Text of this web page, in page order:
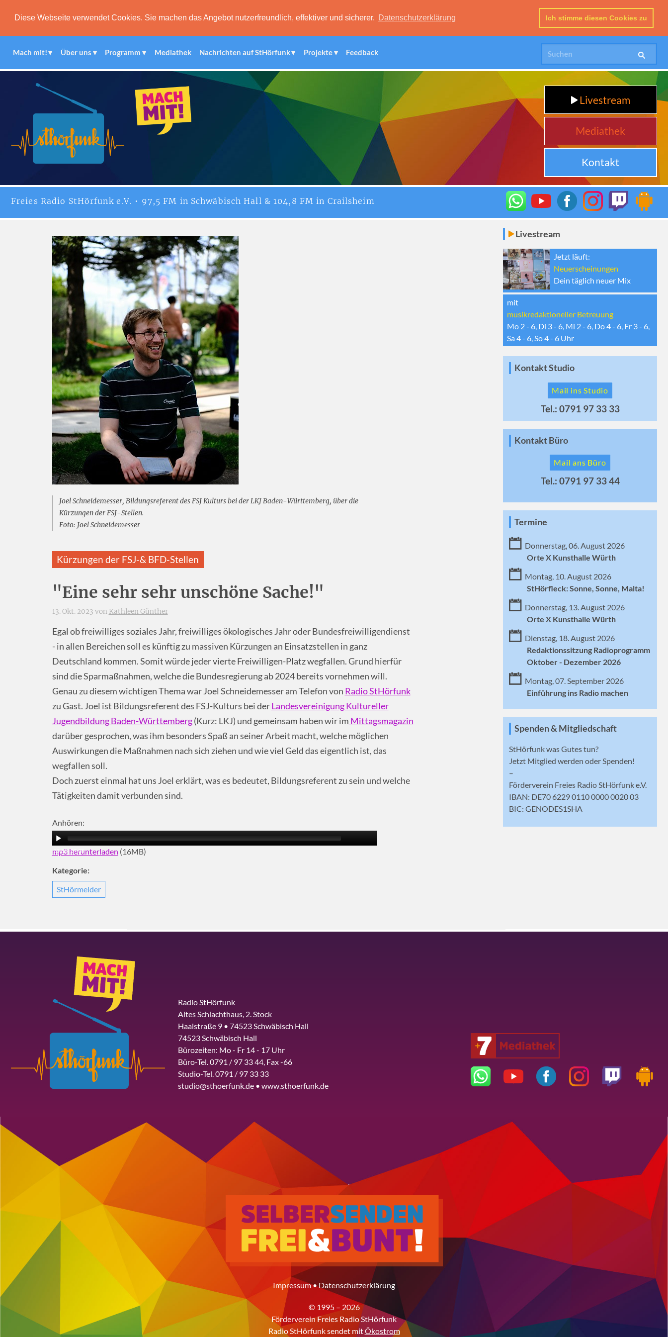
Diese Webseite verwendet Cookies. Sie machen das Angebot nutzerfreundlich, effektiver und sicherer. Datenschutzerklärung Ich stimme diesen Cookies zu
Mach mit! Über uns Programm Mediathek Nachrichten auf StHörfunk Projekte Feedback
Livestream
Mediathek
Kontakt
Freies Radio StHörfunke.V. • 97,5 FM in Schwäbisch Hall & 104,8 FM in Crailsheim
Joel Schneidemesser, Bildungsreferent des FSJ Kulturs bei der LKJ Baden-Württemberg, über die
Kürzungen der FSJ-Stellen.
Foto: Joel Schneidemesser
Kürzungen der FSJ-& BFD-Stellen
"Eine sehr sehr unschöne Sache!"
13. Okt. 2023 von Kathleen Günther
Egal ob freiwilliges soziales Jahr, freiwilliges ökologisches Jahr oder Bundesfreiwilligendienst
- in allen Bereichen soll es künftig zu massiven Kürzungen an Einsatzstellen in ganz
Deutschland kommen. Somit würde jeder vierte Freiwilligen-Platz wegfallen. Grund hierfür
sind die Sparmaßnahmen, welche die Bundesregierung ab 2024 bereits vornehmen will.
Genau zu diesem wichtigen Thema war Joel Schneidemesser am Telefon von Radio StHörfunk
zu Gast. Joel ist Bildungsreferent des FSJ-Kulturs bei derLandesvereinigung Kultureller
Jugendbildung Baden-Württemberg(Kurz: LKJ) und gemeinsam haben wir im Mittagsmagazin
darüber gesprochen, was ihm besonders Spaß an seiner Arbeit macht, welche möglichen
Auswirkungen die Maßnahmen nach sich ziehen und wie viel Geld das eigentlich ist, das
wegfallen soll.
Doch zuerst einmal hat uns Joel erklärt, was es bedeutet, Bildungsreferent zu sein und welche
Tätigkeiten damit verbunden sind.
Anhören:
00:00 07:08
mp3 herunterladen (16MB)
Kategorie:
StHörmelder
Livestream
Jetzt läuft:
Neuerscheinungen
Dein täglich neuer Mix
mit
musikredaktioneller Betreuung
Mo 2 - 6, Di 3 - 6, Mi 2 - 6, Do 4 - 6, Fr 3 - 6,
Sa 4 - 6, So 4 - 6 Uhr
Kontakt Studio
Mail ins Studio
Tel.: 0791 97 33 33
Kontakt Büro
Mail ans Büro
Tel.: 0791 97 33 44
Termine
Donnerstag, 06. August 2026
Orte X Kunsthalle Würth
Montag, 10. August 2026
StHörfleck: Sonne, Sonne, Malta!
Donnerstag, 13. August 2026
Orte X Kunsthalle Würth
Dienstag, 18. August 2026
Redaktionssitzung Radioprogramm
Oktober - Dezember 2026
Montag, 07. September 2026
Einführung ins Radio machen
Spenden & Mitgliedschaft
StHörfunk was Gutes tun?
Jetzt Mitglied werden oder Spenden!
–
Förderverein Freies Radio StHörfunk e.V.
IBAN: DE70 6229 0110 0000 0020 03
BIC: GENODES1SHA
Radio StHörfunk
Altes Schlachthaus, 2. Stock
Haalstraße 9 • 74523 Schwäbisch Hall
74523 Schwäbisch Hall
Bürozeiten: Mo - Fr 14 - 17 Uhr
Büro-Tel. 0791 / 97 33 44, Fax -66
Studio-Tel. 0791 / 97 33 33
studio@sthoerfunk.de • www.sthoerfunk.de
Impressum•Datenschutzerklärung
© 1995 – 2026
Förderverein Freies Radio StHörfunk
Radio StHörfunk sendet mitÖkostrom